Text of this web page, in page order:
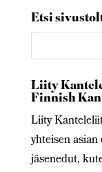
Etsi
Liity
Finnish
Liity
yhteisen
jäsenedut,